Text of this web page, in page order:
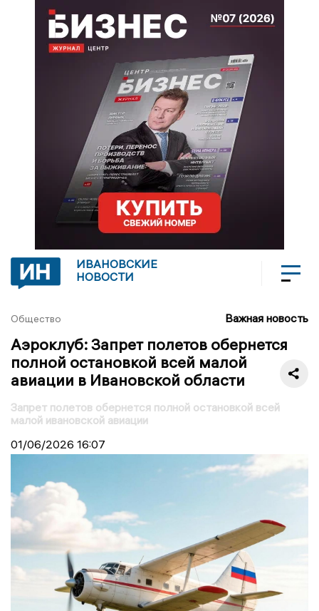
ИВАНОВСКИЕ
НОВОСТИ
Общество Важная новость
Аэроклуб: Запрет полетов обернется
полной остановкой всей малой
авиации в Ивановской области
Запрет полетов обернется полной остановкой всей
малой ивановской авиации
01/06/2026 16:07